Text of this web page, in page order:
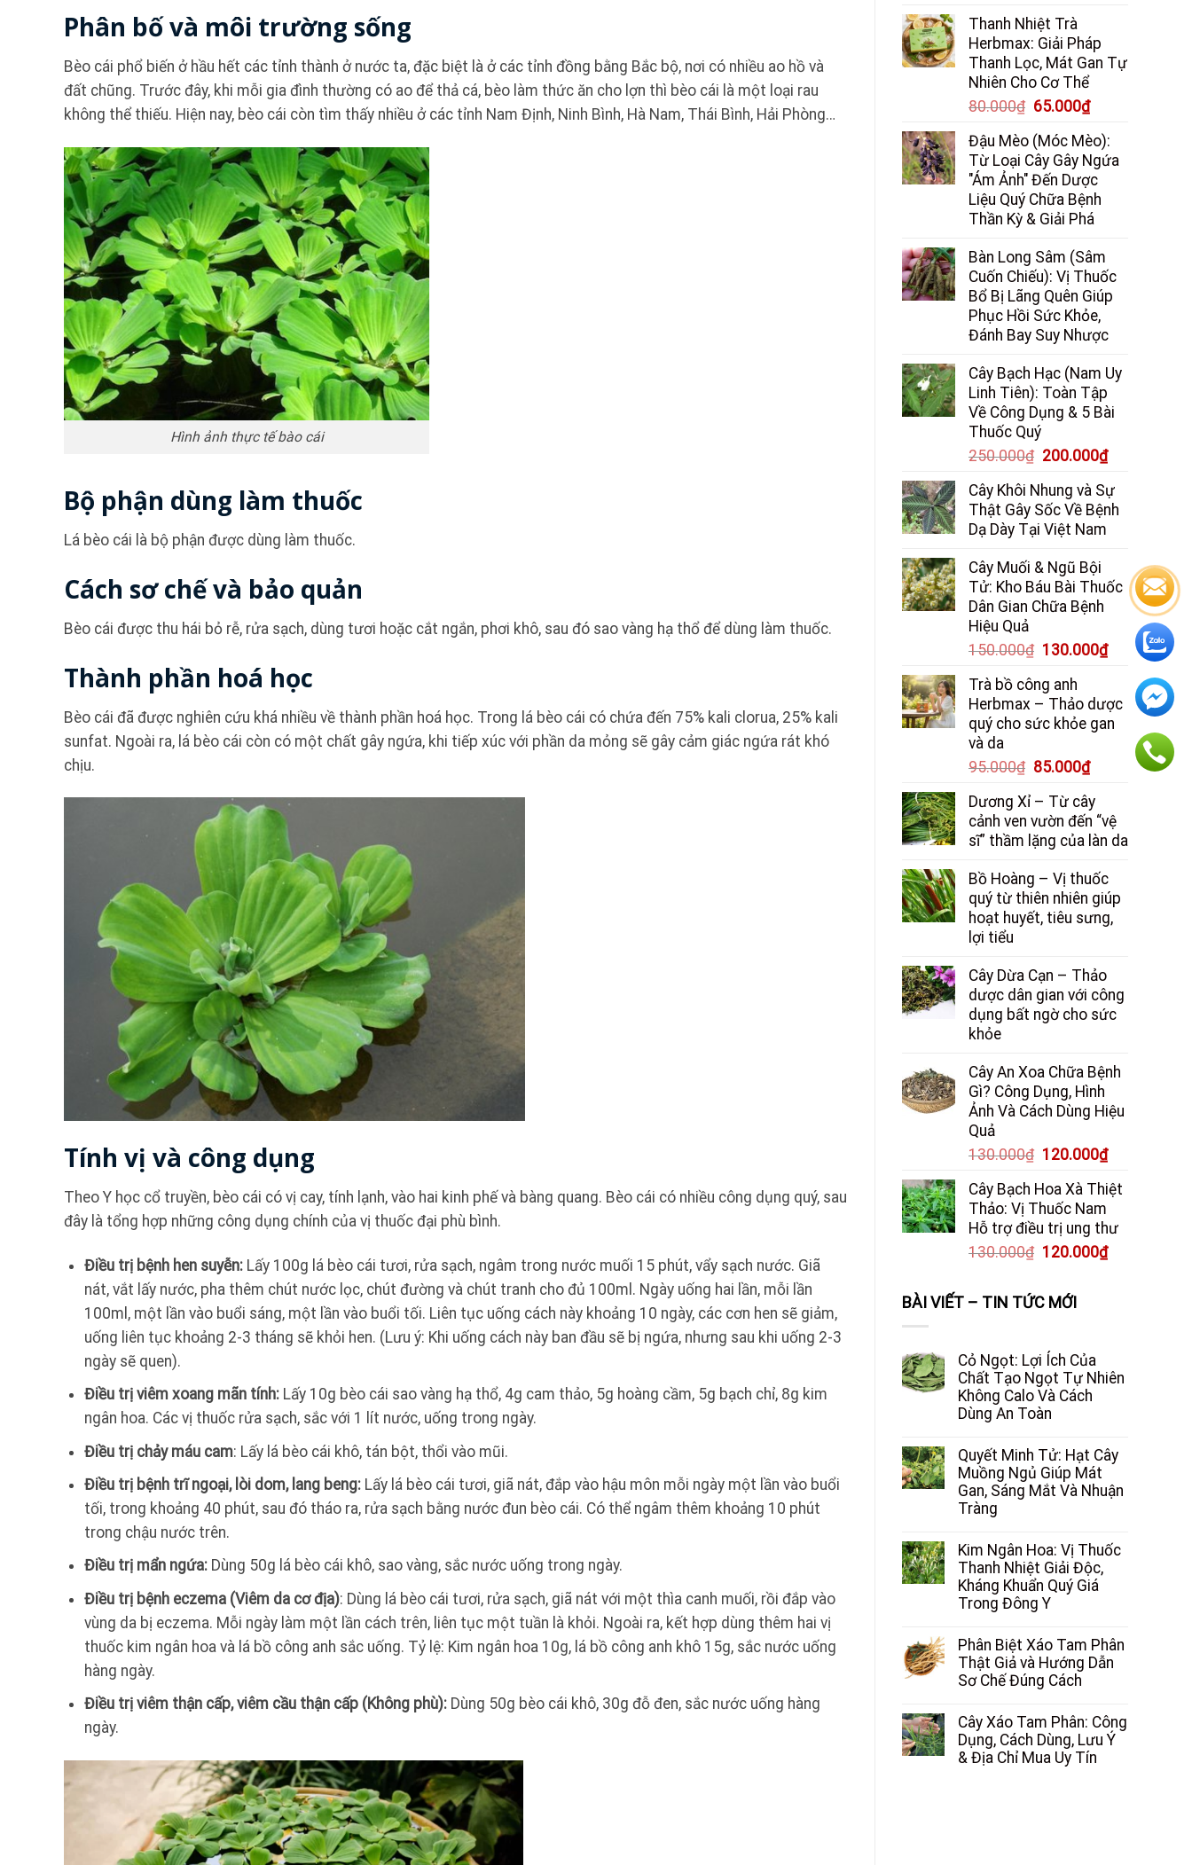
là:
120.000₫.là:
99.000₫.
Thanh Nhiệt Trà
Herbmax: Giải Pháp
Thanh Lọc, Mát Gan Tự
Nhiên Cho Cơ Thể
80.000₫ Giá
là:
80.000₫.
65.000₫Giá
tại
là:
65.000₫.
Đậu Mèo (Móc Mèo):
Từ Loại Cây Gây Ngứa
"Ám Ảnh" Đến Dược
Liệu Quý Chữa Bệnh
Thần Kỳ & Giải Phá
Bàn Long Sâm (Sâm
Cuốn Chiếu): Vị Thuốc
Bổ Bị Lãng Quên Giúp
Phục Hồi Sức Khỏe,
Đánh Bay Suy Nhược
Cây Bạch Hạc (Nam Uy
Linh Tiên): Toàn Tập
Về Công Dụng & 5 Bài
Thuốc Quý
250.000₫ Giá
là:
250.000₫.
200.000₫Giá
tại
là:
Cây Khôi Nhung và Sự
Thật Gây Sốc Về Bệnh
Dạ Dày Tại Việt Nam
Cây Muối & Ngũ Bội
Tử: Kho Báu Bài Thuốc
Dân Gian Chữa Bệnh
Hiệu Quả
150.000₫ Giá
là:
150.000₫.
130.000₫Giá
là:
130.000₫.
Trà bồ công anh
Herbmax – Thảo dược
quý cho sức khỏe gan
và da
95.000₫ Giá
là:
95.000₫.
85.000₫Giá
tại
là:
85.000₫.
Dương Xỉ – Từ cây
cảnh ven vườn đến “vệ
sĩ” thầm lặng của làn da
Bồ Hoàng – Vị thuốc
quý từ thiên nhiên giúp
hoạt huyết, tiêu sưng,
lợi tiểu
Cây Dừa Cạn – Thảo
dược dân gian với công
dụng bất ngờ cho sức
khỏe
Cây An Xoa Chữa Bệnh
Gì? Công Dụng, Hình
Ảnh Và Cách Dùng Hiệu
Quả
130.000₫ Giá
là:
130.000₫.
120.000₫Giá
tại
120.000₫.
Cây Bạch Hoa Xà Thiệt
Thảo: Vị Thuốc Nam
Hỗ trợ điều trị ung thư
130.000₫ Giá
là:
130.000₫.
120.000₫Giá
BÀI VIẾT – TIN TỨC MỚI
Cỏ Ngọt: Lợi Ích Của
Chất Tạo Ngọt Tự Nhiên
Không Calo Và Cách
Dùng An Toàn
Quyết Minh Tử: Hạt Cây
Muồng Ngủ Giúp Mát
Gan, Sáng Mắt Và Nhuận
Tràng
Kim Ngân Hoa: Vị Thuốc
Thanh Nhiệt Giải Độc,
Kháng Khuẩn Quý Giá
Trong Đông Y
Phân Biệt Xáo Tam Phân
Thật Giả và Hướng Dẫn
Sơ Chế Đúng Cách
Cây Xáo Tam Phân: Công
Dụng, Cách Dùng, Lưu Ý
& Địa Chỉ Mua Uy Tín
Phân bố và môi trường sống
Bèo cái phổ biến ở hầu hết các tỉnh thành ở nước ta, đặc biệt là ở các tỉnh đồng bằng Bắc bộ, nơi có nhiều ao hồ và
đất chũng. Trước đây, khi mỗi gia đình thường có ao để thả cá, bèo làm thức ăn cho lợn thì bèo cái là một loại rau
không thể thiếu. Hiện nay, bèo cái còn tìm thấy nhiều ở các tỉnh Nam Định, Ninh Bình, Hà Nam, Thái Bình, Hải Phòng…
Hình ảnh thực tế bào cái
Bộ phận dùng làm thuốc
Lá bèo cái là bộ phận được dùng làm thuốc.
Cách sơ chế và bảo quản
Bèo cái được thu hái bỏ rễ, rửa sạch, dùng tươi hoặc cắt ngắn, phơi khô, sau đó sao vàng hạ thổ để dùng làm thuốc.
Thành phần hoá học
Bèo cái đã được nghiên cứu khá nhiều về thành phần hoá học. Trong lá bèo cái có chứa đến 75% kali clorua, 25% kali
sunfat. Ngoài ra, lá bèo cái còn có một chất gây ngứa, khi tiếp xúc với phần da mỏng sẽ gây cảm giác ngứa rát khó
chịu.
Tính vị và công dụng
Theo Y học cổ truyền, bèo cái có vị cay, tính lạnh, vào hai kinh phế và bàng quang. Bèo cái có nhiều công dụng quý, sau
đây là tổng hợp những công dụng chính của vị thuốc đại phù bình.
Điều trị bệnh hen suyễn:Lấy 100g lá bèo cái tươi, rửa sạch, ngâm trong nước muối 15 phút, vẩy sạch nước. Giã
nát, vắt lấy nước, pha thêm chút nước lọc, chút đường và chút tranh cho đủ 100ml. Ngày uống hai lần, mỗi lần
100ml, một lần vào buổi sáng, một lần vào buổi tối. Liên tục uống cách này khoảng 10 ngày, các cơn hen sẽ giảm,
uống liên tục khoảng 2-3 tháng sẽ khỏi hen. (Lưu ý: Khi uống cách này ban đầu sẽ bị ngứa, nhưng sau khi uống 2-3
ngày sẽ quen).
Điều trị viêm xoang mãn tính:Lấy 10g bèo cái sao vàng hạ thổ, 4g cam thảo, 5g hoàng cầm, 5g bạch chỉ, 8g kim
ngân hoa. Các vị thuốc rửa sạch, sắc với 1 lít nước, uống trong ngày.
Điều trị chảy máu cam: Lấy lá bèo cái khô, tán bột, thổi vào mũi.
Điều trị bệnh trĩ ngoại, lòi dom, lang beng:Lấy lá bèo cái tươi, giã nát, đắp vào hậu môn mỗi ngày một lần vào buổi
tối, trong khoảng 40 phút, sau đó tháo ra, rửa sạch bằng nước đun bèo cái. Có thể ngâm thêm khoảng 10 phút
trong chậu nước trên.
Điều trị mẩn ngứa:Dùng 50g lá bèo cái khô, sao vàng, sắc nước uống trong ngày.
Điều trị bệnh eczema (Viêm da cơ địa): Dùng lá bèo cái tươi, rửa sạch, giã nát với một thìa canh muối, rồi đắp vào
vùng da bị eczema. Mỗi ngày làm một lần cách trên, liên tục một tuần là khỏi. Ngoài ra, kết hợp dùng thêm hai vị
thuốc kim ngân hoa và lá bồ công anh sắc uống. Tỷ lệ: Kim ngân hoa 10g, lá bồ công anh khô 15g, sắc nước uống
hàng ngày.
Điều trị viêm thận cấp, viêm cầu thận cấp (Không phù):Dùng 50g bèo cái khô, 30g đỗ đen, sắc nước uống hàng
ngày.